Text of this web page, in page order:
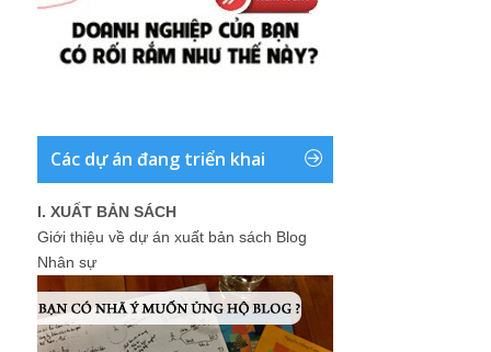
Các dự án đang triển khai
I. XUẤT BẢN SÁCH
Giới thiệu về dự án xuất bản sách Blog
Nhân sự